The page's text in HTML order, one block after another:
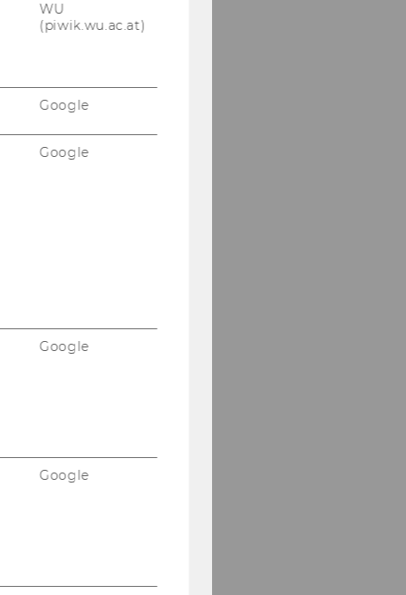
WU
(piwik.wu.ac.at)
Google
Google
Google
Google